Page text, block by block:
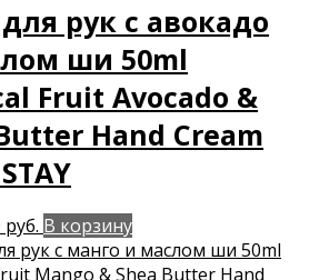
рук с авокадо
ши 50ml
Fruit Avocado &
Hand Cream
руб. В корзину